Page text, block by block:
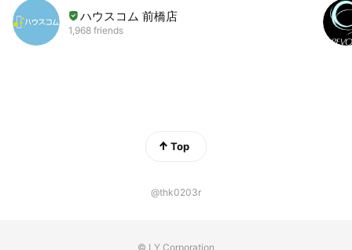
ハウスコム 前橋店
1,968 friends
Top
@thk0203r
© LY Corporation